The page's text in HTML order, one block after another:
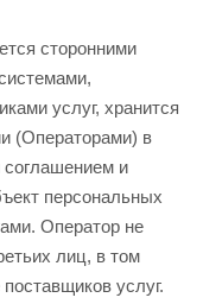
сторонними
услуг, хранится
(Операторами) в
соглашением и
персональных
Оператор не
лиц, в том
услуг.